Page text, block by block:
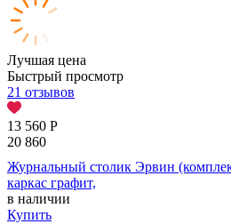
Лучшая цена
Быстрый просмотр
21 отзывов
13 560 Р
20 860
Журнальный столик Эрвин
каркас графит,
в наличии
Купить